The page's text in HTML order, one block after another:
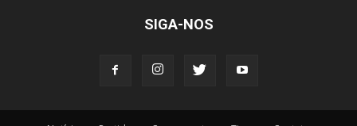
SIGA-NOS